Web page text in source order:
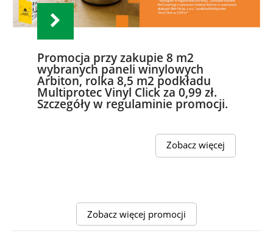
Promocja przy zakupie 8 m2
wybranych paneli winylowych
Arbiton, rolka 8,5 m2 podkładu
Multiprotec Vinyl Click za 0,99 zł.
Szczegóły w regulaminie promocji.
Zobacz więcej
Zobacz więcej promocji